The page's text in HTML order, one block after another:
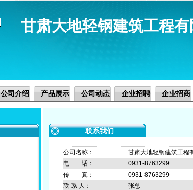
甘肃大地轻钢建筑工程有
公司介绍 产品展示 公司动态 企业招聘 企业招商
联系我们
公司名称：
甘肃大地轻钢建筑工程
电 话：
0931-8763299
传 真：
0931-8763299
联 系 人：
张总